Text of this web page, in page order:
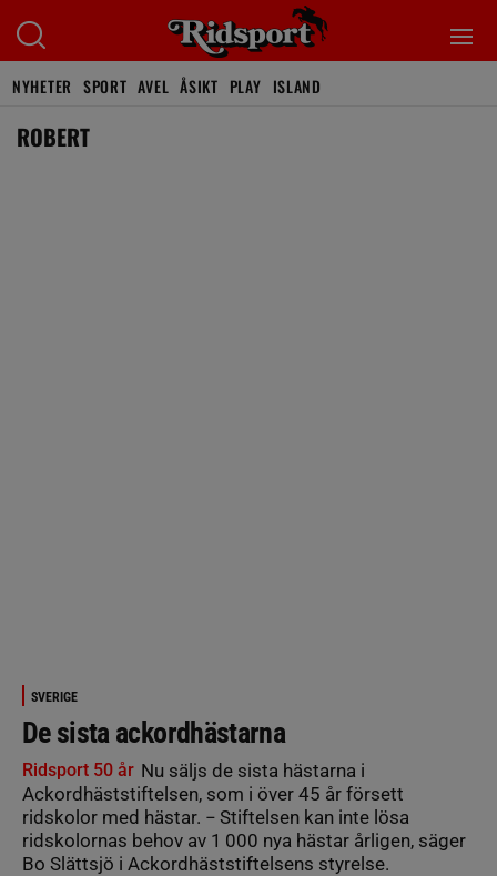
NYHETER SPORT AVEL ÅSIKT PLAY ISLAND
ROBERT
SVERIGE
De sista ackordhästarna
Ridsport 50 år Nu säljs de sista hästarna i
Ackordhäststiftelsen, som i över 45 år försett
ridskolor med hästar. − Stiftelsen kan inte lösa
ridskolornas behov av 1 000 nya hästar årligen, säger
Bo Slättsjö i Ackordhäststiftelsens styrelse.